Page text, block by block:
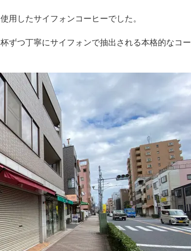
用したサイフォンコーヒーでした。
ずつ丁寧にサイフォンで抽出される本格的なコー